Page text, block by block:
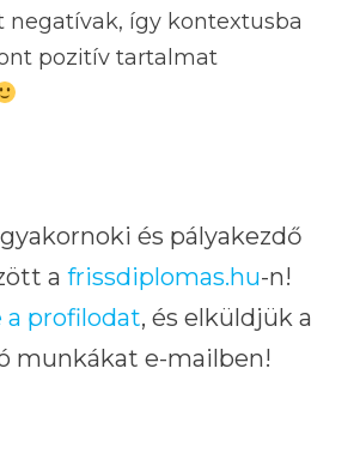
negatívak, így kontextusba
pozitív tartalmat
és pályakezdő
a frissdiplomas.hu-n!
a profilodat, és elküldjük a
munkákat e-mailben!